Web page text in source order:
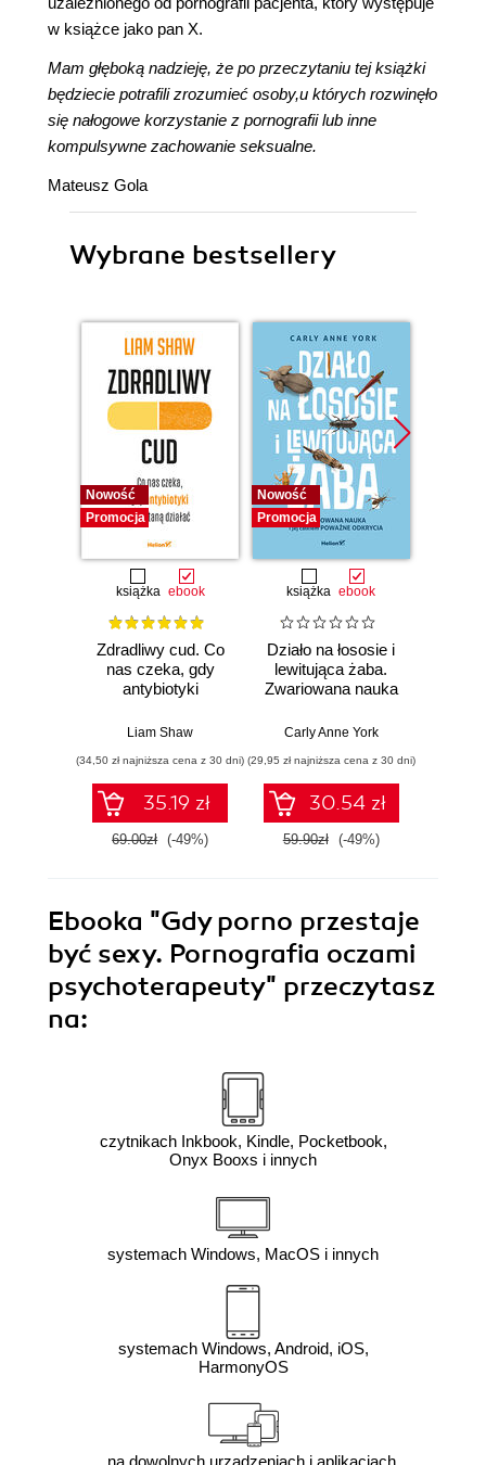
w książce jako pan X.
Mam głęboką nadzieję, że po przeczytaniu tej książki
będziecie potrafili zrozumieć osoby,u których rozwinęło
się nałogowe korzystanie z pornografii lub inne
kompulsywne zachowanie seksualne.
Mateusz Gola
Wybrane bestsellery
Nowość
Promocja
książka ebook
Zdradliwy cud. Co
nas czeka, gdy
antybiotyki
Liam Shaw
(34,50 zł najniższa cena z 30 dni)
35.19 zł
69.00zł (-49%)
Nowość
Promocja
książka ebook
Działo na łososie i
lewitująca żaba.
Zwariowana nauka
poważne odkrycia
Carly Anne York
(29,95 zł najniższa cena z 30 dni)
30.54 zł
59.90zł (-49%)
Ebooka "Gdy porno przestaje
być sexy. Pornografia oczami
psychoterapeuty" przeczytasz
na:
czytnikach Inkbook, Kindle, Pocketbook,
Onyx Booxs i innych
systemach Windows, MacOS i innych
systemach Windows, Android, iOS,
HarmonyOS
na dowolnych urządzeniach i aplikacjach